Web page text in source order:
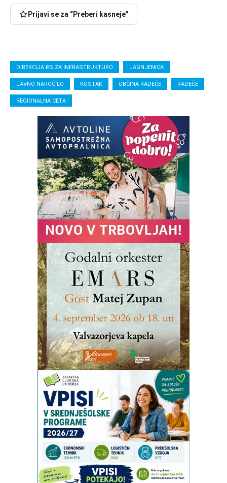
Prijavi se za “Preberi kasneje”
DIREKCIJA RS ZA INFRASTRUKTURO JAGNJENICA
JAVNO NAROČILO KOSTAK OBČINA RADEČE RADEČE
REGIONALNA CETA